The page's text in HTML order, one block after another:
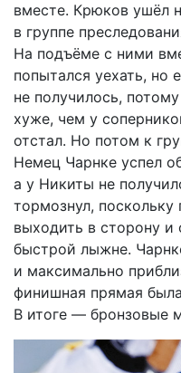
вместе. Крюков ушёл
в группе
На подъёме с ними
попытался уехать, но
не получилось,
хуже, чем у
отстал. Но потом к
Немец Чарнке успел
а у Никиты не
тормознул,
выходить в сторону
быстрой лыжне.
и максимально
финишная прямая
В итоге — бронзовые